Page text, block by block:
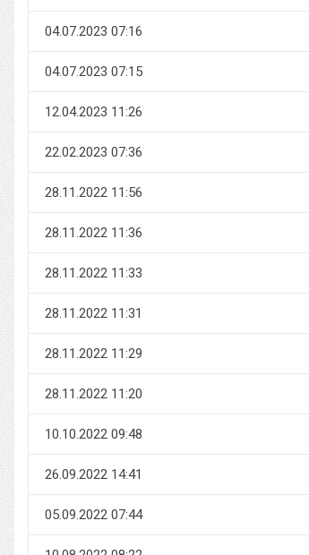
04.07.2023 07:16
04.07.2023 07:15
12.04.2023 11:26
22.02.2023 07:36
28.11.2022 11:56
28.11.2022 11:36
28.11.2022 11:33
28.11.2022 11:31
28.11.2022 11:29
28.11.2022 11:20
10.10.2022 09:48
26.09.2022 14:41
05.09.2022 07:44